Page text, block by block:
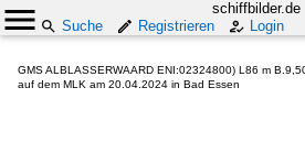
schiffbilder.de
Suche
Registrieren Login
GMS ALBLASSERWAARD ENI:02324800) L86 m
auf dem MLK am 20.04.2024 in Bad Essen